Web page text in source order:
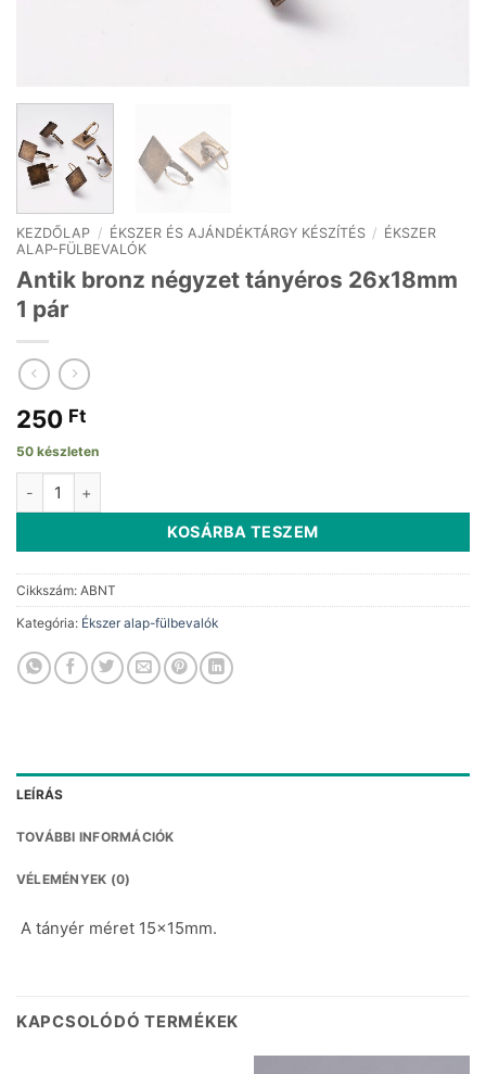
KEZDŐLAP / ÉKSZER ÉS AJÁNDÉKTÁRGY KÉSZÍTÉS / ÉKSZER
ALAP-FÜLBEVALÓK
Antik bronz négyzet tányéros 26x18mm
1 pár
250 Ft
50 készleten
KOSÁRBA TESZEM
Cikkszám: ABNT
Kategória: Ékszer alap-fülbevalók
LEÍRÁS
TOVÁBBI INFORMÁCIÓK
VÉLEMÉNYEK (0)
A tányér méret 15x15mm.
KAPCSOLÓDÓ TERMÉKEK